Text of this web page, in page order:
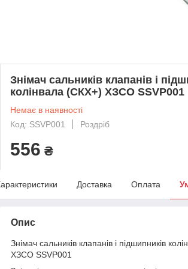
Знімач сальників клапанів і
колінвала (СКХ+) ХЗСО SSVP001
Немає в наявності
Код: SSVP001
Роздріб
556 ₴
Доставка Оплата
Опис
Знімач сальників клапанів і підшипників
ХЗСО SSVP001